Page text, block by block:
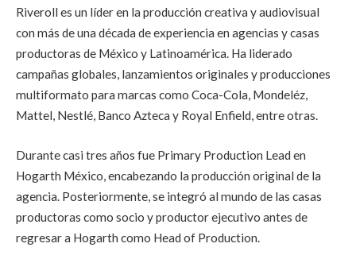
Riveroll es un líder en la producción creativa y audiovisual
con más de una década de experiencia en agencias y casas
productoras de México y Latinoamérica. Ha liderado
campañas globales, lanzamientos originales y producciones
multiformato para marcas como Coca-Cola, Mondeléz,
Mattel, Nestlé, Banco Azteca y Royal Enfield, entre otras.
Durante casi tres años fue Primary Production Lead en
Hogarth México, encabezando la producción original de la
agencia. Posteriormente, se integró al mundo de las casas
productoras como socio y productor ejecutivo antes de
regresar a Hogarth como Head of Production.